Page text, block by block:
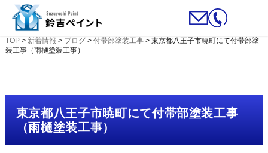
TOP> 新着情報 > ブログ> 付帯部塗装工事> 東京都八王子市暁町にて付帯部塗
装工事（雨樋塗装工事）
東京都八王子市暁町にて付帯部塗装工事
（雨樋塗装工事）